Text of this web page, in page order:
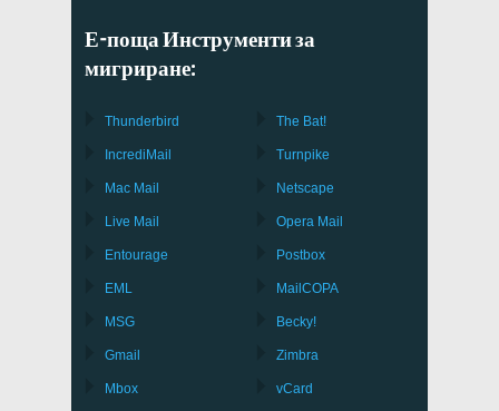
Е-поща Инструменти за
мигриране:
Thunderbird
IncrediMail
Mac Mail
Live Mail
Entourage
EML
MSG
Gmail
Mbox
The Bat!
Turnpike
Netscape
Opera Mail
Postbox
MailCOPA
Becky!
Zimbra
vCard